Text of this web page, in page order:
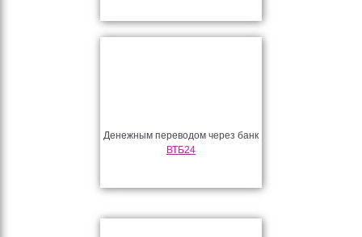
Денежным переводом через банк
ВТБ24